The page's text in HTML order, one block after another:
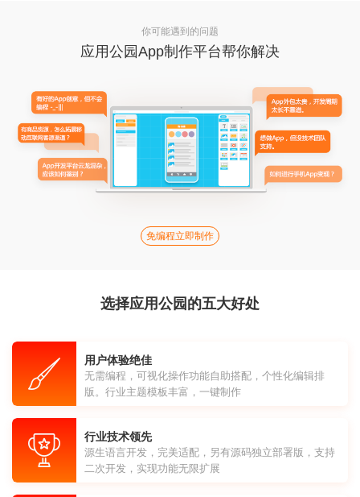
你可能遇到的问题
应用公园App制作平台帮你解决
免编程立即制作
选择应用公园的五大好处
用户体验绝佳
无需编程，可视化操作功能自助搭配，个性化编辑排
版。行业主题模板丰富，一键制作
行业技术领先
源生语言开发，完美适配，另有源码独立部署版，支持
二次开发，实现功能无限扩展